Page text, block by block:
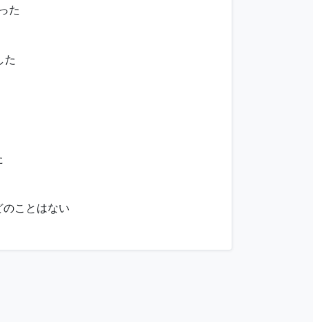
た
た
ことはない